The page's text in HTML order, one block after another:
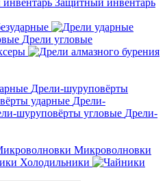
Защитный инвентарь
Дрели угловые
Дрели-шуруповёрты
Дрели-
Дрели-
Микроволновки
Холодильники